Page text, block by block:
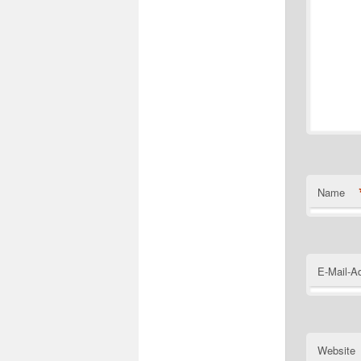
Name
E-Mail-
Website